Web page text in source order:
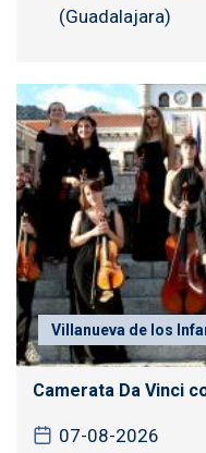
(Guadalajara)
Villanueva de los
Camerata Da Vinci
07-08-2026